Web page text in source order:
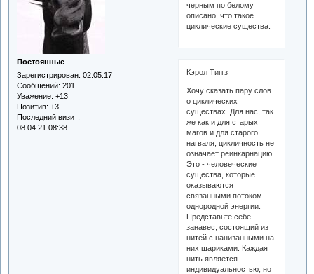
Постоянные
Зарегистрирован: 02.05.17
Сообщений: 201
Уважение: +13
Позитив: +3
Последний визит:
08.04.21 08:38
черным по белому
описано, что такое
циклические существа.
Кэрол Тиггз
Хочу сказать пару слов
о циклических
существах. Для нас, так
же как и для старых
магов и для старого
нагваля, цикличность не
означает реинкарнацию.
Это - человеческие
существа, которые
оказываются
связанными потоком
однородной энергии.
Представьте себе
занавес, состоящий из
нитей с нанизанными на
них шариками. Каждая
нить является
индивидуальностью, но